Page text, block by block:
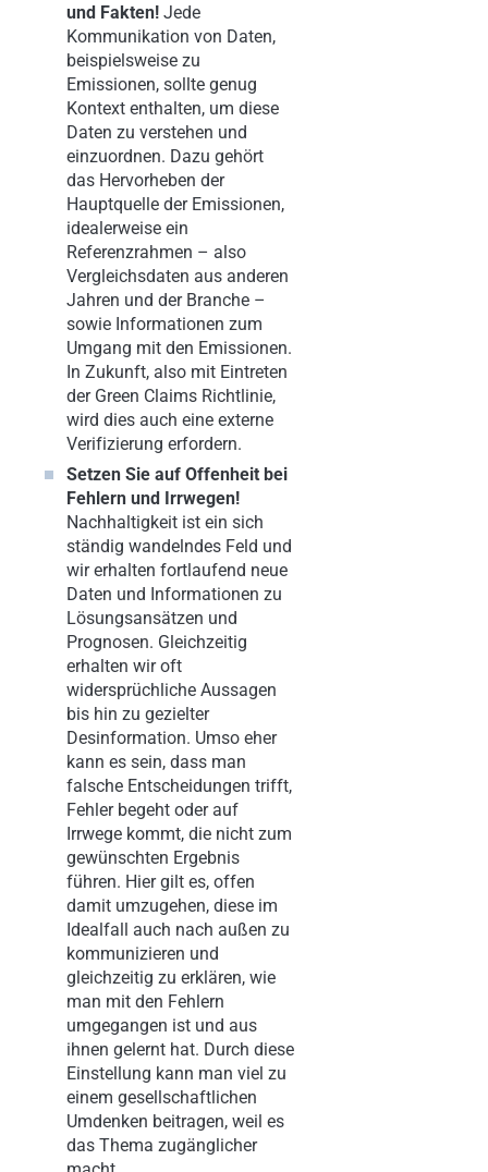
und Fakten! Jede
Kommunikation von Daten,
beispielsweise zu
Emissionen, sollte genug
Kontext enthalten, um diese
Daten zu verstehen und
einzuordnen. Dazu gehört
das Hervorheben der
Hauptquelle der Emissionen,
idealerweise ein
Referenzrahmen – also
Vergleichsdaten aus anderen
Jahren und der Branche –
sowie Informationen zum
Umgang mit den Emissionen.
In Zukunft, also mit Eintreten
der Green Claims Richtlinie,
wird dies auch eine externe
Verifizierung erfordern.
Setzen Sie auf Offenheit bei
Fehlern und Irrwegen!
Nachhaltigkeit ist ein sich
ständig wandelndes Feld und
wir erhalten fortlaufend neue
Daten und Informationen zu
Lösungsansätzen und
Prognosen. Gleichzeitig
erhalten wir oft
widersprüchliche Aussagen
bis hin zu gezielter
Desinformation. Umso eher
kann es sein, dass man
falsche Entscheidungen trifft,
Fehler begeht oder auf
Irrwege kommt, die nicht zum
gewünschten Ergebnis
führen. Hier gilt es, offen
damit umzugehen, diese im
Idealfall auch nach außen zu
kommunizieren und
gleichzeitig zu erklären, wie
man mit den Fehlern
umgegangen ist und aus
ihnen gelernt hat. Durch diese
Einstellung kann man viel zu
einem gesellschaftlichen
Umdenken beitragen, weil es
das Thema zugänglicher